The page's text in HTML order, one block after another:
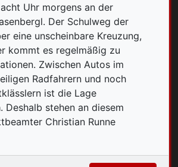
Uhr morgens an der
Der Schulweg der
eine unscheinbare Kreuzung,
kommt es regelmäßig zu
Zwischen Autos im
Radfahrern und noch
ist die Lage
Deshalb stehen an diesem
Christian Runne